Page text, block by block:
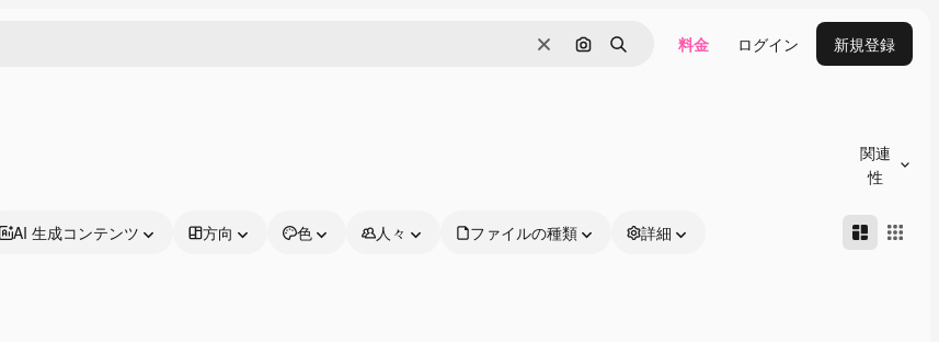
消去 画像で検索
検索 料金 ログイン 新規登録
関連
性
AI 生成コンテンツ 方向 色 人々 ファイルの種類 詳細